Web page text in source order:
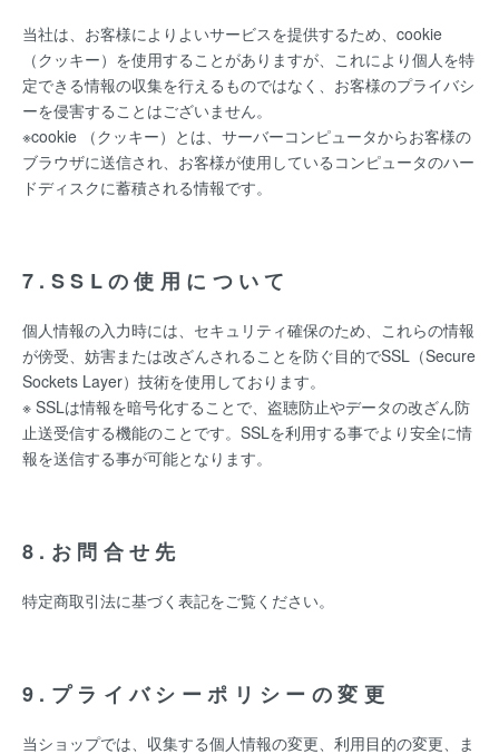
当社は、お客様によりよいサービスを提供するため、cookie
（クッキー）を使用することがありますが、これにより個人を特
定できる情報の収集を行えるものではなく、お客様のプライバシ
ーを侵害することはございません。
※cookie （クッキー）とは、サーバーコンピュータからお客様の
ブラウザに送信され、お客様が使用しているコンピュータのハー
ドディスクに蓄積される情報です。
7.SSLの使用について
個人情報の入力時には、セキュリティ確保のため、これらの情報
が傍受、妨害または改ざんされることを防ぐ目的でSSL（Secure
Sockets Layer）技術を使用しております。
※ SSLは情報を暗号化することで、盗聴防止やデータの改ざん防
止送受信する機能のことです。SSLを利用する事でより安全に情
報を送信する事が可能となります。
8.お問合せ先
特定商取引法に基づく表記をご覧ください。
9.プライバシーポリシーの変更
当ショップでは、収集する個人情報の変更、利用目的の変更、ま